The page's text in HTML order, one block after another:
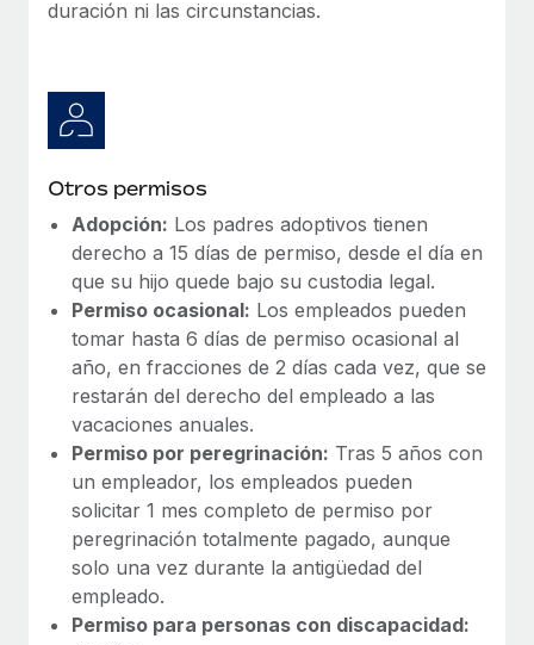
duración ni las circunstancias.
Otros permisos
Adopción: Los padres adoptivos tienen
derecho a 15 días de permiso, desde el día en
que su hijo quede bajo su custodia legal.
Permiso ocasional: Los empleados pueden
tomar hasta 6 días de permiso ocasional al
año, en fracciones de 2 días cada vez, que se
restarán del derecho del empleado a las
vacaciones anuales.
Permiso por peregrinación: Tras 5 años con
un empleador, los empleados pueden
solicitar 1 mes completo de permiso por
peregrinación totalmente pagado, aunque
solo una vez durante la antigüedad del
empleado.
Permiso para personas con discapacidad: